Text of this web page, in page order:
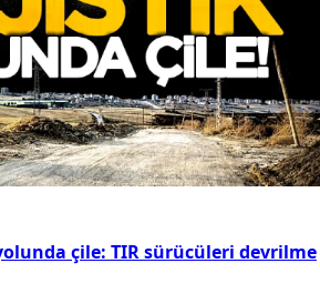
çile: TIR sürücüleri devrilme